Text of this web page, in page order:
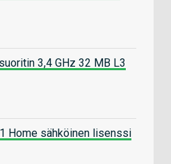
3,4 GHz 32 MB L3
Home sähköinen lisenssi